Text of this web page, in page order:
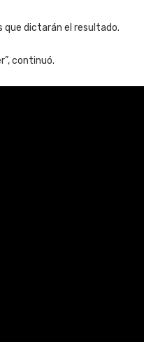
que dictarán el resultado.
continuó.